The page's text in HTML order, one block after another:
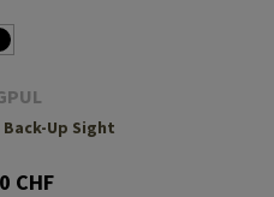
Back-Up Sight
CHF